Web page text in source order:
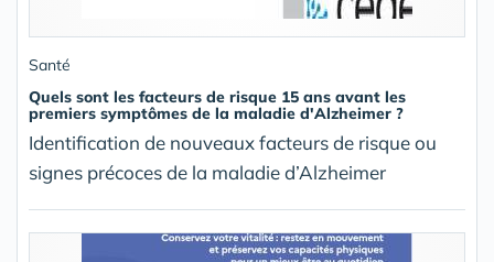
Santé
Quels sont les facteurs de risque 15 ans avant les
premiers symptômes de la maladie d'Alzheimer ?
Identification de nouveaux facteurs de risque ou
signes précoces de la maladie d’Alzheimer